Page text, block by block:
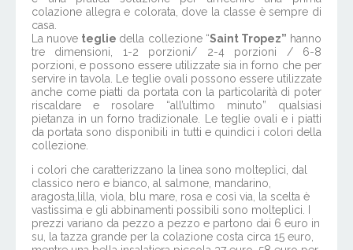
colazione allegra e colorata, dove la classe è sempre di
casa.
La nuove teglie della collezione “Saint Tropez” hanno
tre dimensioni, 1-2 porzioni/ 2-4 porzioni / 6-8
porzioni, e possono essere utilizzate sia in forno che per
servire in tavola. Le teglie ovali possono essere utilizzate
anche come piatti da portata con la particolarità di poter
riscaldare e rosolare “all’ultimo minuto” qualsiasi
pietanza in un forno tradizionale. Le teglie ovali e i piatti
da portata sono disponibili in tutti e quindici i colori della
collezione.
i colori che caratterizzano la linea sono molteplici, dal
classico nero e bianco, al salmone, mandarino,
aragosta,lilla, viola, blu mare, rosa e così via, la scelta è
vastissima e gli abbinamenti possibili sono molteplici. I
prezzi variano da pezzo a pezzo e partono dai 6 euro in
su, la tazza grande per la colazione costa circa 15 euro,